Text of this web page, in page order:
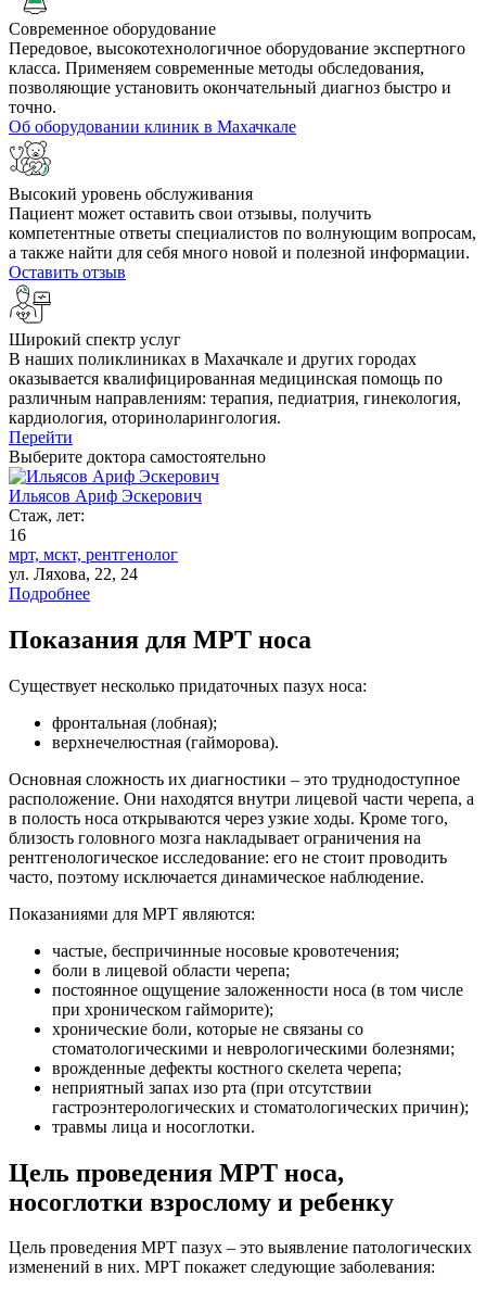
Современное оборудование
Передовое, высокотехнологичное оборудование экспертного
класса. Применяем современные методы обследования,
позволяющие установить окончательный диагноз быстро и
точно.
Об оборудовании клиник в Махачкале
Высокий уровень обслуживания
Пациент может оставить свои отзывы, получить
компетентные ответы специалистов по волнующим вопросам,
а также найти для себя много новой и полезной информации.
Оставить отзыв
Широкий спектр услуг
В наших поликлиниках в Махачкале и других городах
оказывается квалифицированная медицинская помощь по
различным направлениям: терапия, педиатрия, гинекология,
кардиология, оториноларингология.
Перейти
Выберите доктора самостоятельно
Ильясов Ариф Эскерович
Стаж, лет:
16
мрт, мскт, рентгенолог
ул. Ляхова, 22, 24
Подробнее
Показания для МРТ носа
Существует несколько придаточных пазух носа:
фронтальная (лобная);
верхнечелюстная (гайморова).
Основная сложность их диагностики – это труднодоступное
расположение. Они находятся внутри лицевой части черепа, а
в полость носа открываются через узкие ходы. Кроме того,
близость головного мозга накладывает ограничения на
рентгенологическое исследование: его не стоит проводить
часто, поэтому исключается динамическое наблюдение.
Показаниями для МРТ являются:
частые, беспричинные носовые кровотечения;
боли в лицевой области черепа;
постоянное ощущение заложенности носа (в том числе
при хроническом гайморите);
хронические боли, которые не связаны со
стоматологическими и неврологическими болезнями;
врожденные дефекты костного скелета черепа;
неприятный запах изо рта (при отсутствии
гастроэнтерологических и стоматологических причин);
травмы лица и носоглотки.
Цель проведения МРТ носа,
носоглотки взрослому и ребенку
Цель проведения МРТ пазух – это выявление патологических
изменений в них. МРТ покажет следующие заболевания: